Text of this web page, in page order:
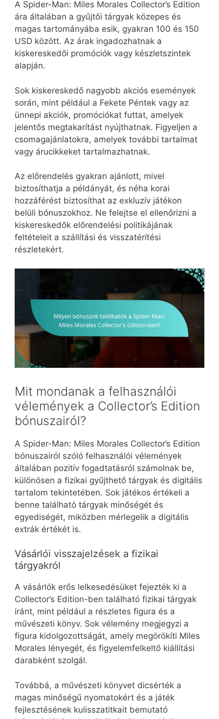
A Spider-Man: Miles Morales Collector’s Edition
ára általában a gyűjtői tárgyak közepes és
magas tartományába esik, gyakran 100 és 150
USD között. Az árak ingadozhatnak a
kiskereskedői promóciók vagy készletszintek
alapján.
Sok kiskereskedő nagyobb akciós események
során, mint például a Fekete Péntek vagy az
ünnepi akciók, promóciókat futtat, amelyek
jelentős megtakarítást nyújthatnak. Figyeljen a
csomagajánlatokra, amelyek további tartalmat
vagy árucikkeket tartalmazhatnak.
Az előrendelés gyakran ajánlott, mivel
biztosíthatja a példányát, és néha korai
hozzáférést biztosíthat az exkluzív játékon
belüli bónuszokhoz. Ne felejtse el ellenőrizni a
kiskereskedők előrendelési politikájának
feltételeit a szállítási és visszatérítési
részletekért.
Mit mondanak a felhasználói
vélemények a Collector’s Edition
bónuszairól?
A Spider-Man: Miles Morales Collector’s Edition
bónuszairól szóló felhasználói vélemények
általában pozitív fogadtatásról számolnak be,
különösen a fizikai gyűjthető tárgyak és digitális
tartalom tekintetében. Sok játékos értékeli a
benne található tárgyak minőségét és
egyediségét, miközben mérlegelik a digitális
extrák értékét is.
Vásárlói visszajelzések a fizikai
tárgyakról
A vásárlók erős lelkesedésüket fejezték ki a
Collector’s Edition-ben található fizikai tárgyak
iránt, mint például a részletes figura és a
művészeti könyv. Sok vélemény megjegyzi a
figura kidolgozottságát, amely megörökíti Miles
Morales lényegét, és figyelemfelkeltő kiállítási
darabként szolgál.
Továbbá, a művészeti könyvet dicsérték a
magas minőségű nyomatokért és a játék
fejlesztésének kulisszatitkait bemutató